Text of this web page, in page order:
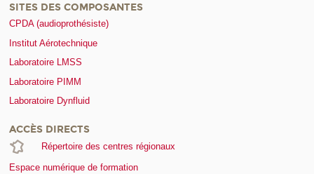
SITES DES COMPOSANTES
CPDA (audioprothésiste)
Institut Aérotechnique
Laboratoire LMSS
Laboratoire PIMM
Laboratoire Dynfluid
ACCÈS DIRECTS
Répertoire des centres régionaux
Espace numérique de formation